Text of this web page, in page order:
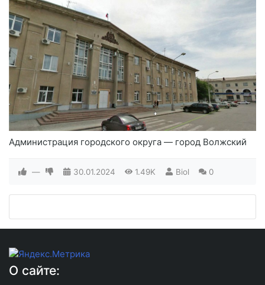
Администрация городского округа — город Волжский
— 30.01.2024 1.49K Biol 0
О сайте: